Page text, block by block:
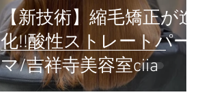
【新技術】縮毛矯正が進
化!!酸性ストレートパー
マ/吉祥寺美容室ciia